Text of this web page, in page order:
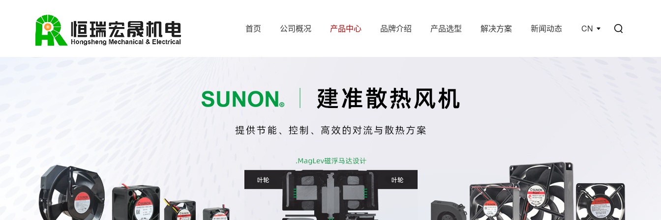
CN
首页 公司概况 产品中心 品牌介绍 产品选型 解决方案 新闻动态